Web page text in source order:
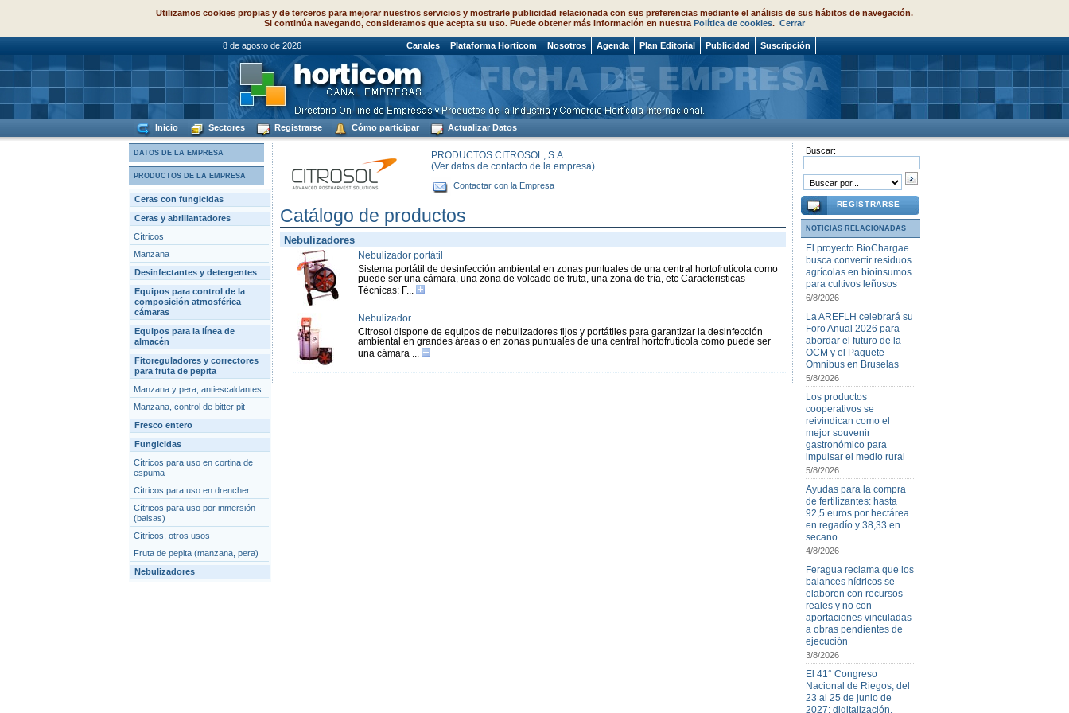
Utilizamos cookies propias y de terceros para mejorar nuestros servicios y mostrarle publicidad relacionada con sus preferencias mediante el análisis de sus hábitos de navegación.
Si continúa navegando, consideramos que acepta su uso. Puede obtener más información en nuestra Política de cookies. Cerrar
8 de agosto de 2026 Canales Plataforma Horticom Nosotros Agenda Plan Editorial Publicidad Suscripción
Inicio Sectores Registrarse Cómo participar Actualizar Datos
DATOS DE LA EMPRESA
PRODUCTOS DE LA EMPRESA
Ceras con fungicidas
Ceras y abrillantadores
Cítricos
Manzana
Desinfectantes y detergentes
Equipos para control de la
composición atmosférica
cámaras
Equipos para la línea de
almacén
Fitoreguladores y correctores
para fruta de pepita
Manzana y pera, antiescaldantes
Manzana, control de bitter pit
Fresco entero
Fungicidas
Cítricos para uso en cortina de
espuma
Cítricos para uso en drencher
Cítricos para uso por inmersión
(balsas)
Cítricos, otros usos
Fruta de pepita (manzana, pera)
Nebulizadores
PRODUCTOS CITROSOL, S.A.
(Ver datos de contacto de la empresa)
Contactar con la Empresa
Catálogo de productos
Nebulizadores
Nebulizador portátil
Sistema portátil de desinfección ambiental en zonas puntuales de una central hortofrutícola como
puede ser una cámara, una zona de volcado de fruta, una zona de tría, etc Caracteristicas
Técnicas: F...
Nebulizador
Citrosol dispone de equipos de nebulizadores fijos y portátiles para garantizar la desinfección
ambiental en grandes áreas o en zonas puntuales de una central hortofrutícola como puede ser
una cámara ...
Buscar:
REGISTRARSE
NOTICIAS RELACIONADAS
El proyecto BioChargae
busca convertir residuos
agrícolas en bioinsumos
para cultivos leñosos
6/8/2026
La AREFLH celebrará su
Foro Anual 2026 para
abordar el futuro de la
OCM y el Paquete
Omnibus en Bruselas
5/8/2026
Los productos
cooperativos se
reivindican como el
mejor souvenir
gastronómico para
impulsar el medio rural
5/8/2026
Ayudas para la compra
de fertilizantes: hasta
92,5 euros por hectárea
en regadío y 38,33 en
secano
4/8/2026
Feragua reclama que los
balances hídricos se
elaboren con recursos
reales y no con
aportaciones vinculadas
a obras pendientes de
ejecución
3/8/2026
El 41° Congreso
Nacional de Riegos, del
23 al 25 de junio de
2027: digitalización,